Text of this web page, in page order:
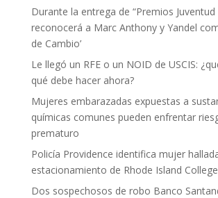
Durante la entrega de “Premios Juventud
reconocerá a Marc Anthony y Yandel
de Cambio’
Le llegó un RFE o un NOID de USCIS:
qué debe hacer ahora?
Mujeres embarazadas expuestas a
químicas comunes pueden enfrentar
prematuro
Policía Providence identifica mujer
estacionamiento de Rhode Island
Dos sospechosos de robo Banco